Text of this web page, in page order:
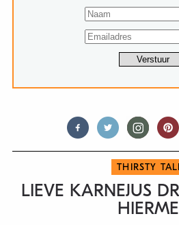
THIRSTY
LIEVE KARNEJUS